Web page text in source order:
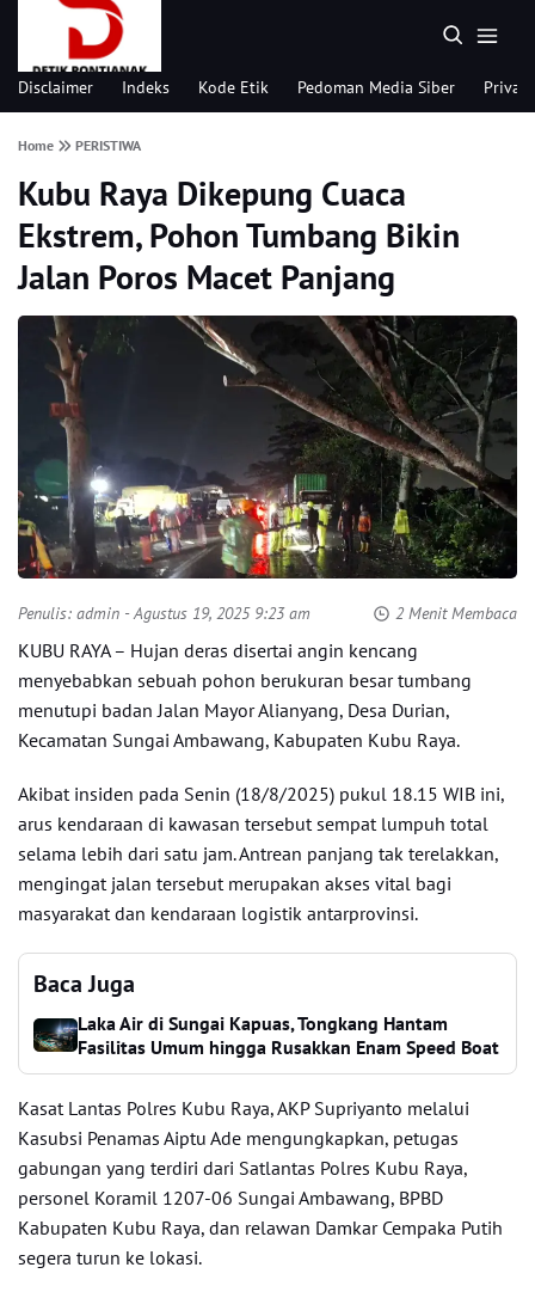
Disclaimer Indeks Kode Etik Pedoman Media Siber
Home PERISTIWA
Kubu Raya Dikepung Cuaca
Ekstrem, Pohon Tumbang Bikin
Jalan Poros Macet Panjang
Penulis: admin - Agustus 19, 2025 9:23 am 2 Menit Membaca
KUBU RAYA– Hujan deras disertai angin kencang
menyebabkan sebuah pohon berukuran besar tumbang
menutupi badan Jalan Mayor Alianyang, Desa Durian,
Kecamatan Sungai Ambawang, Kabupaten Kubu Raya.
Akibat insiden pada Senin (18/8/2025) pukul 18.15 WIB ini,
arus kendaraan di kawasan tersebut sempat lumpuh total
selama lebih dari satu jam. Antrean panjang tak terelakkan,
mengingat jalan tersebut merupakan akses vital bagi
masyarakat dan kendaraan logistik antarprovinsi.
Baca Juga
Laka Air di Sungai Kapuas, Tongkang Hantam
Fasilitas Umum hingga Rusakkan Enam Speed Boat
Kasat Lantas Polres Kubu Raya, AKP Supriyanto melalui
Kasubsi Penamas Aiptu Ade mengungkapkan, petugas
gabungan yang terdiri dari Satlantas Polres Kubu Raya,
personel Koramil 1207-06 Sungai Ambawang, BPBD
Kabupaten Kubu Raya, dan relawan Damkar Cempaka Putih
segera turun ke lokasi.